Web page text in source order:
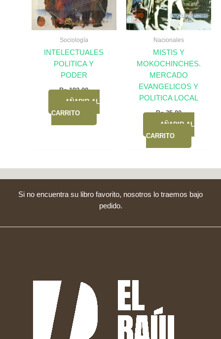
Sociología
INTELECTUALES
POLITICA Y
PODER
Bs.192,00
AÑADIR AL
CARRITO
Nacionales
MISTIS Y
MOKOCHINCHES.
MERCADO
EVANGELICOS Y
POLITICA LOCAL
Bs.35,00
AÑADIR AL
CARRITO
Si no encuentra su libro favorito, nosotros lo traemos bajo
pedido.